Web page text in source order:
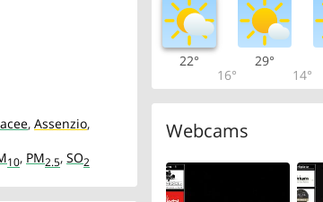
, Assenzio,
10, PM2.5, SO2
22°
16°
29°
14°
Webcams